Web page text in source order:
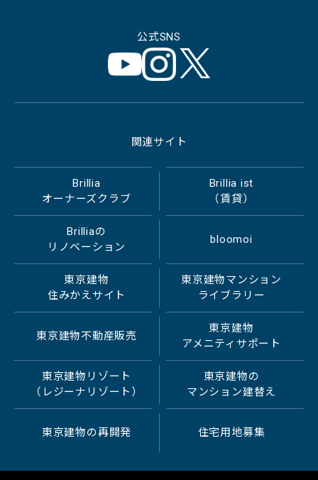
公式SNS
関連サイト
Brillia
オーナーズクラブ
Brillia ist
（賃貸）
Brilliaの
リノベーション
bloomoi
東京建物
住みかえサイト
東京建物マンション
ライブラリー
東京建物不動産販売
東京建物
アメニティサポート
東京建物リゾート
（レジーナリゾート）
東京建物の
マンション建替え
東京建物の再開発 住宅用地募集